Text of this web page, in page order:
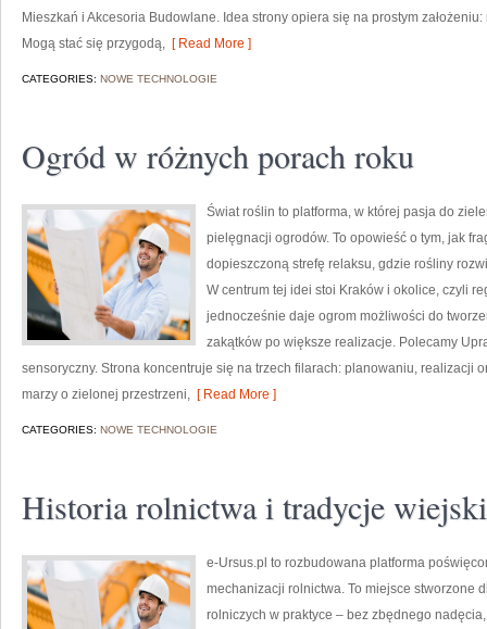
Mieszkań i Akcesoria Budowlane. Idea strony opiera się na prostym
Mogą stać się przygodą, [ Read More ]
CATEGORIES: NOWE TECHNOLOGIE
Ogród w różnych porach roku
Świat roślin to platforma, w której pasja do
pielęgnacji ogrodów. To opowieść o tym, jak
dopieszczoną strefę relaksu, gdzie rośliny
W centrum tej idei stoi Kraków i okolice, czyli
jednocześnie daje ogrom możliwości do
zakątków po większe realizacje. Polecamy
sensoryczny. Strona koncentruje się na trzech filarach: planowaniu, realizacji
marzy o zielonej przestrzeni, [ Read More ]
CATEGORIES: NOWE TECHNOLOGIE
Historia rolnictwa i tradycje
e-Ursus.pl to rozbudowana platforma
mechanizacji rolnictwa. To miejsce stworzone
rolniczych w praktyce – bez zbędnego